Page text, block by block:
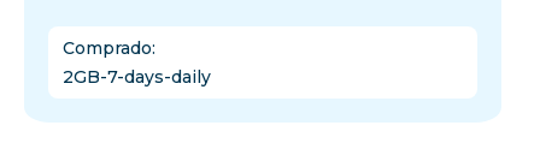
Comprado:
2GB-7-days-daily